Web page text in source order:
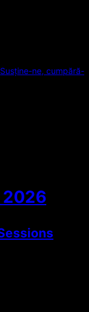
Susține-ne, cumpără-
2026